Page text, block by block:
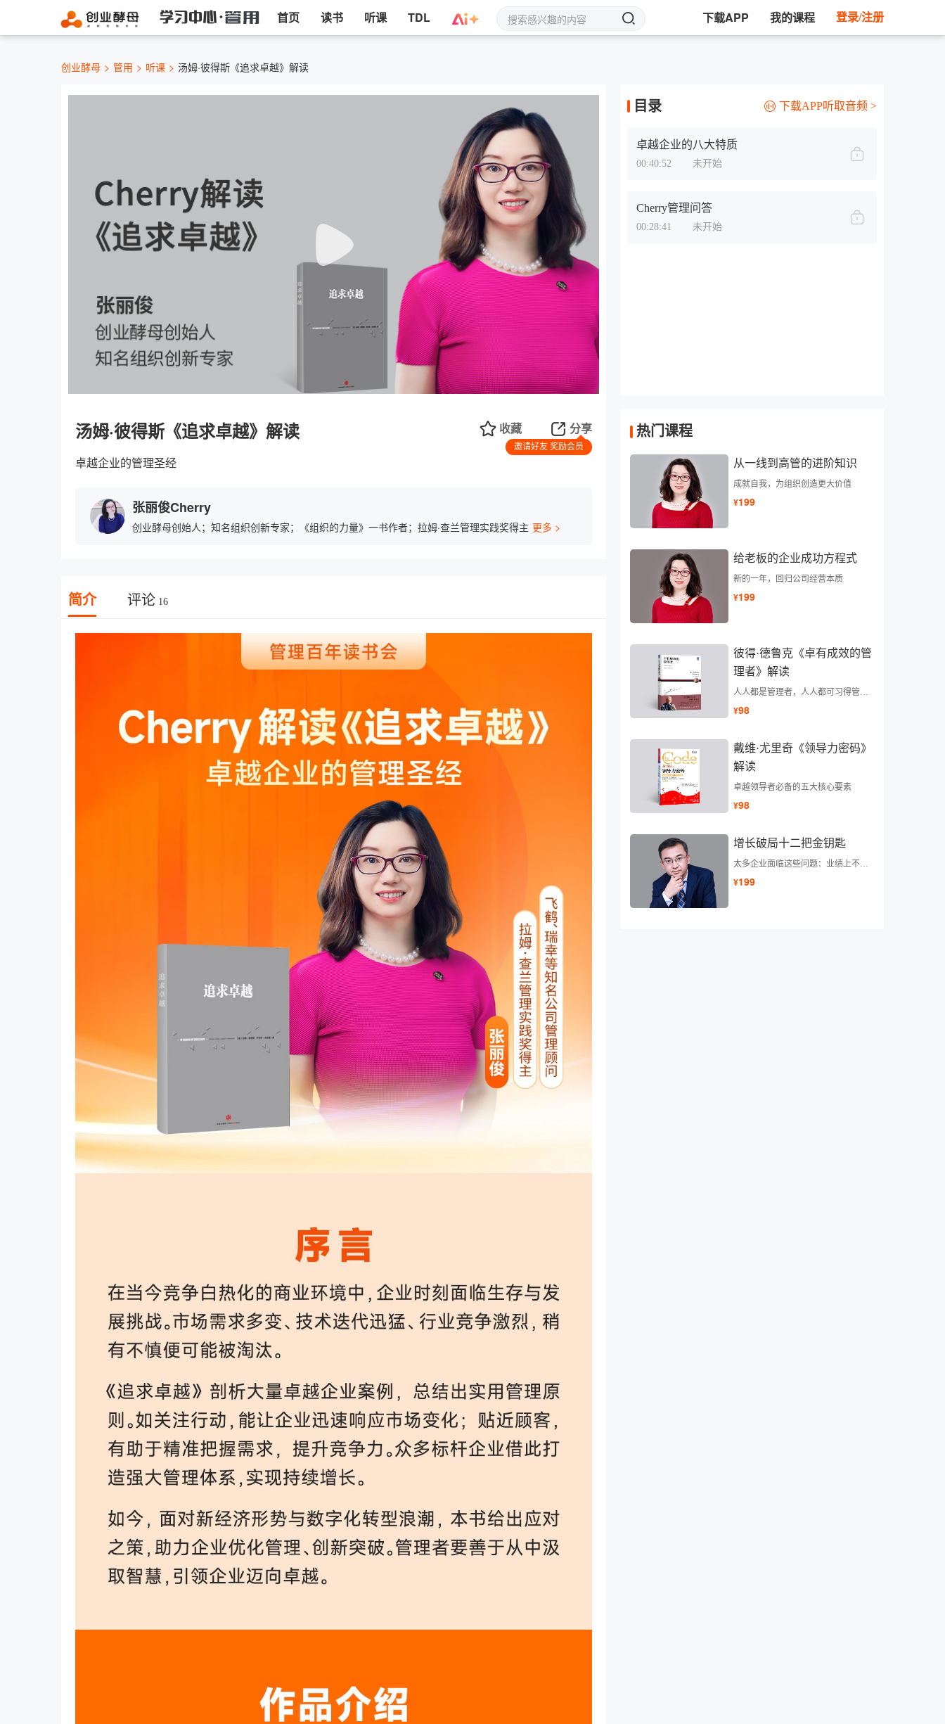
首页 读书 听课 TDL 下载APP 我的课程 登录/注册
创业酵母 管用 听课 汤姆·彼得斯《追求卓越》解读
汤姆·彼得斯《追求卓越》解读 收藏 分享
邀请好友 奖励会员
卓越企业的管理圣经
张丽俊Cherry
创业酵母创始人；知名组织创新专家；《组织的力量》一书作者；拉姆·查兰管理实践奖得主 更多 >
简介 评论 16
目录 下载APP听取音频 >
卓越企业的八大特质
00:40:52 未开始
Cherry管理问答
00:28:41 未开始
热门课程
从一线到高管的进阶知识
成就自我，为组织创造更大价值
¥199
给老板的企业成功方程式
新的一年，回归公司经营本质
¥199
彼得·德鲁克《卓有成效的管
理者》解读
人人都是管理者，人人都可习得管理技能，通过管理改变命运。
¥98
戴维·尤里奇《领导力密码》
解读
卓越领导者必备的五大核心要素
¥98
增长破局十二把金钥匙
太多企业面临这些问题：业绩上不去，盈利也不涨。 那应该怎么办呢？别慌，这门课有针对性的解决方案，找到业绩十倍增长的秘诀。
¥199